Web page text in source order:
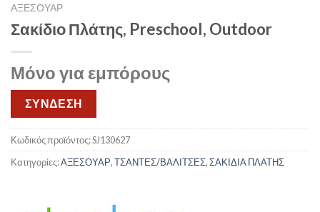
ΑΞΕΣΟΥΑΡ
Σακίδιο Πλάτης, Preschool, Outdoor
Μόνο για εμπόρους
ΣΥΝΔΕΣΗ
Κωδικός προϊόντος:SJ130627
Κατηγορίες:ΑΞΕΣΟΥΑΡ,ΤΣΑΝΤΕΣ/ΒΑΛΙΤΣΕΣ,ΣΑΚΙΔΙΑ ΠΛΑΤΗΣ